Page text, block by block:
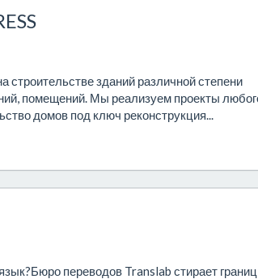
строительстве зданий различной степени
помещений. Мы реализуем проекты
домов под ключ реконструкция...
переводов Translab стирает